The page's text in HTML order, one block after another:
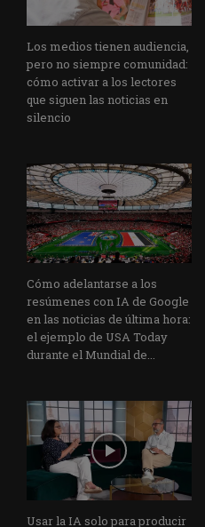
Los medios tienen audiencia,
pero no siempre comunidad:
cómo activar a los lectores
que siguen las noticias en
silencio
Cómo adelantarse a los
resúmenes con IA de Google
en las noticias de última hora:
el ejemplo de USA Today
durante el Mundial de...
Usar la IA solo para producir